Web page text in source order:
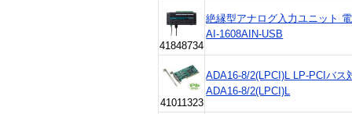
41848734
絶縁型アナログ入力ユニット
AI-1608AIN-USB
41011323
ADA16-8/2(LPCI)L LP-PCIバス
ADA16-8/2(LPCI)L